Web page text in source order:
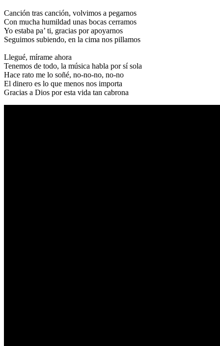
Canción tras canción, volvimos a pegarnos
Con mucha humildad unas bocas cerramos
Yo estaba pa’ ti, gracias por apoyarnos
Seguimos subiendo, en la cima nos pillamos
Llegué, mírame ahora
Tenemos de todo, la música habla por sí sola
Hace rato me lo soñé, no-no-no, no-no
El dinero es lo que menos nos importa
Gracias a Dios por esta vida tan cabrona